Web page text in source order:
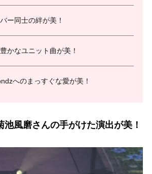
ー同士の絆が美！
かなユニット曲が美！
へのまっすぐな愛が美！
風磨さんの手がけた演出が美！